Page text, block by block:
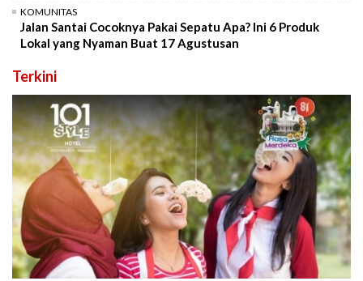
KOMUNITAS
Jalan Santai Cocoknya Pakai Sepatu Apa? Ini 6 Produk
Lokal yang Nyaman Buat 17 Agustusan
Terkini